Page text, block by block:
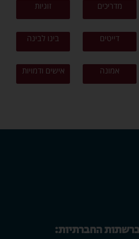
מדריכים זוגיות
דייטים בינו לבינה
אמונה אישים ודמויות
החברתיות: